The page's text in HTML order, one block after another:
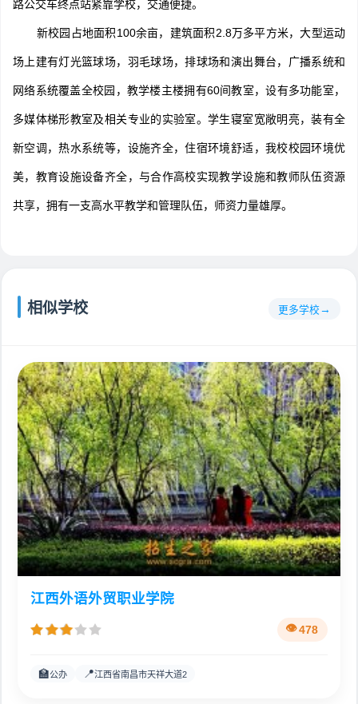
路公交车终点站紧靠学校，交通便捷。
新校园占地面积100余亩，建筑面积2.8万多平方米，大型运动
场上建有灯光篮球场，羽毛球场，排球场和演出舞台，广播系统和
网络系统覆盖全校园，教学楼主楼拥有60间教室，设有多功能室，
多媒体梯形教室及相关专业的实验室。学生寝室宽敞明亮，装有全
新空调，热水系统等，设施齐全，住宿环境舒适，我校校园环境优
美，教育设施设备齐全，与合作高校实现教学设施和教师队伍资源
共享，拥有一支高水平教学和管理队伍，师资力量雄厚。
相似学校 更多学校
江西外语外贸职业学院
478
🏫公办 📍江西省南昌市天祥大道2